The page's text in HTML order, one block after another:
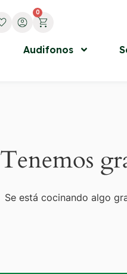
0
Audifonos
Tenemos
Se está cocinando algo